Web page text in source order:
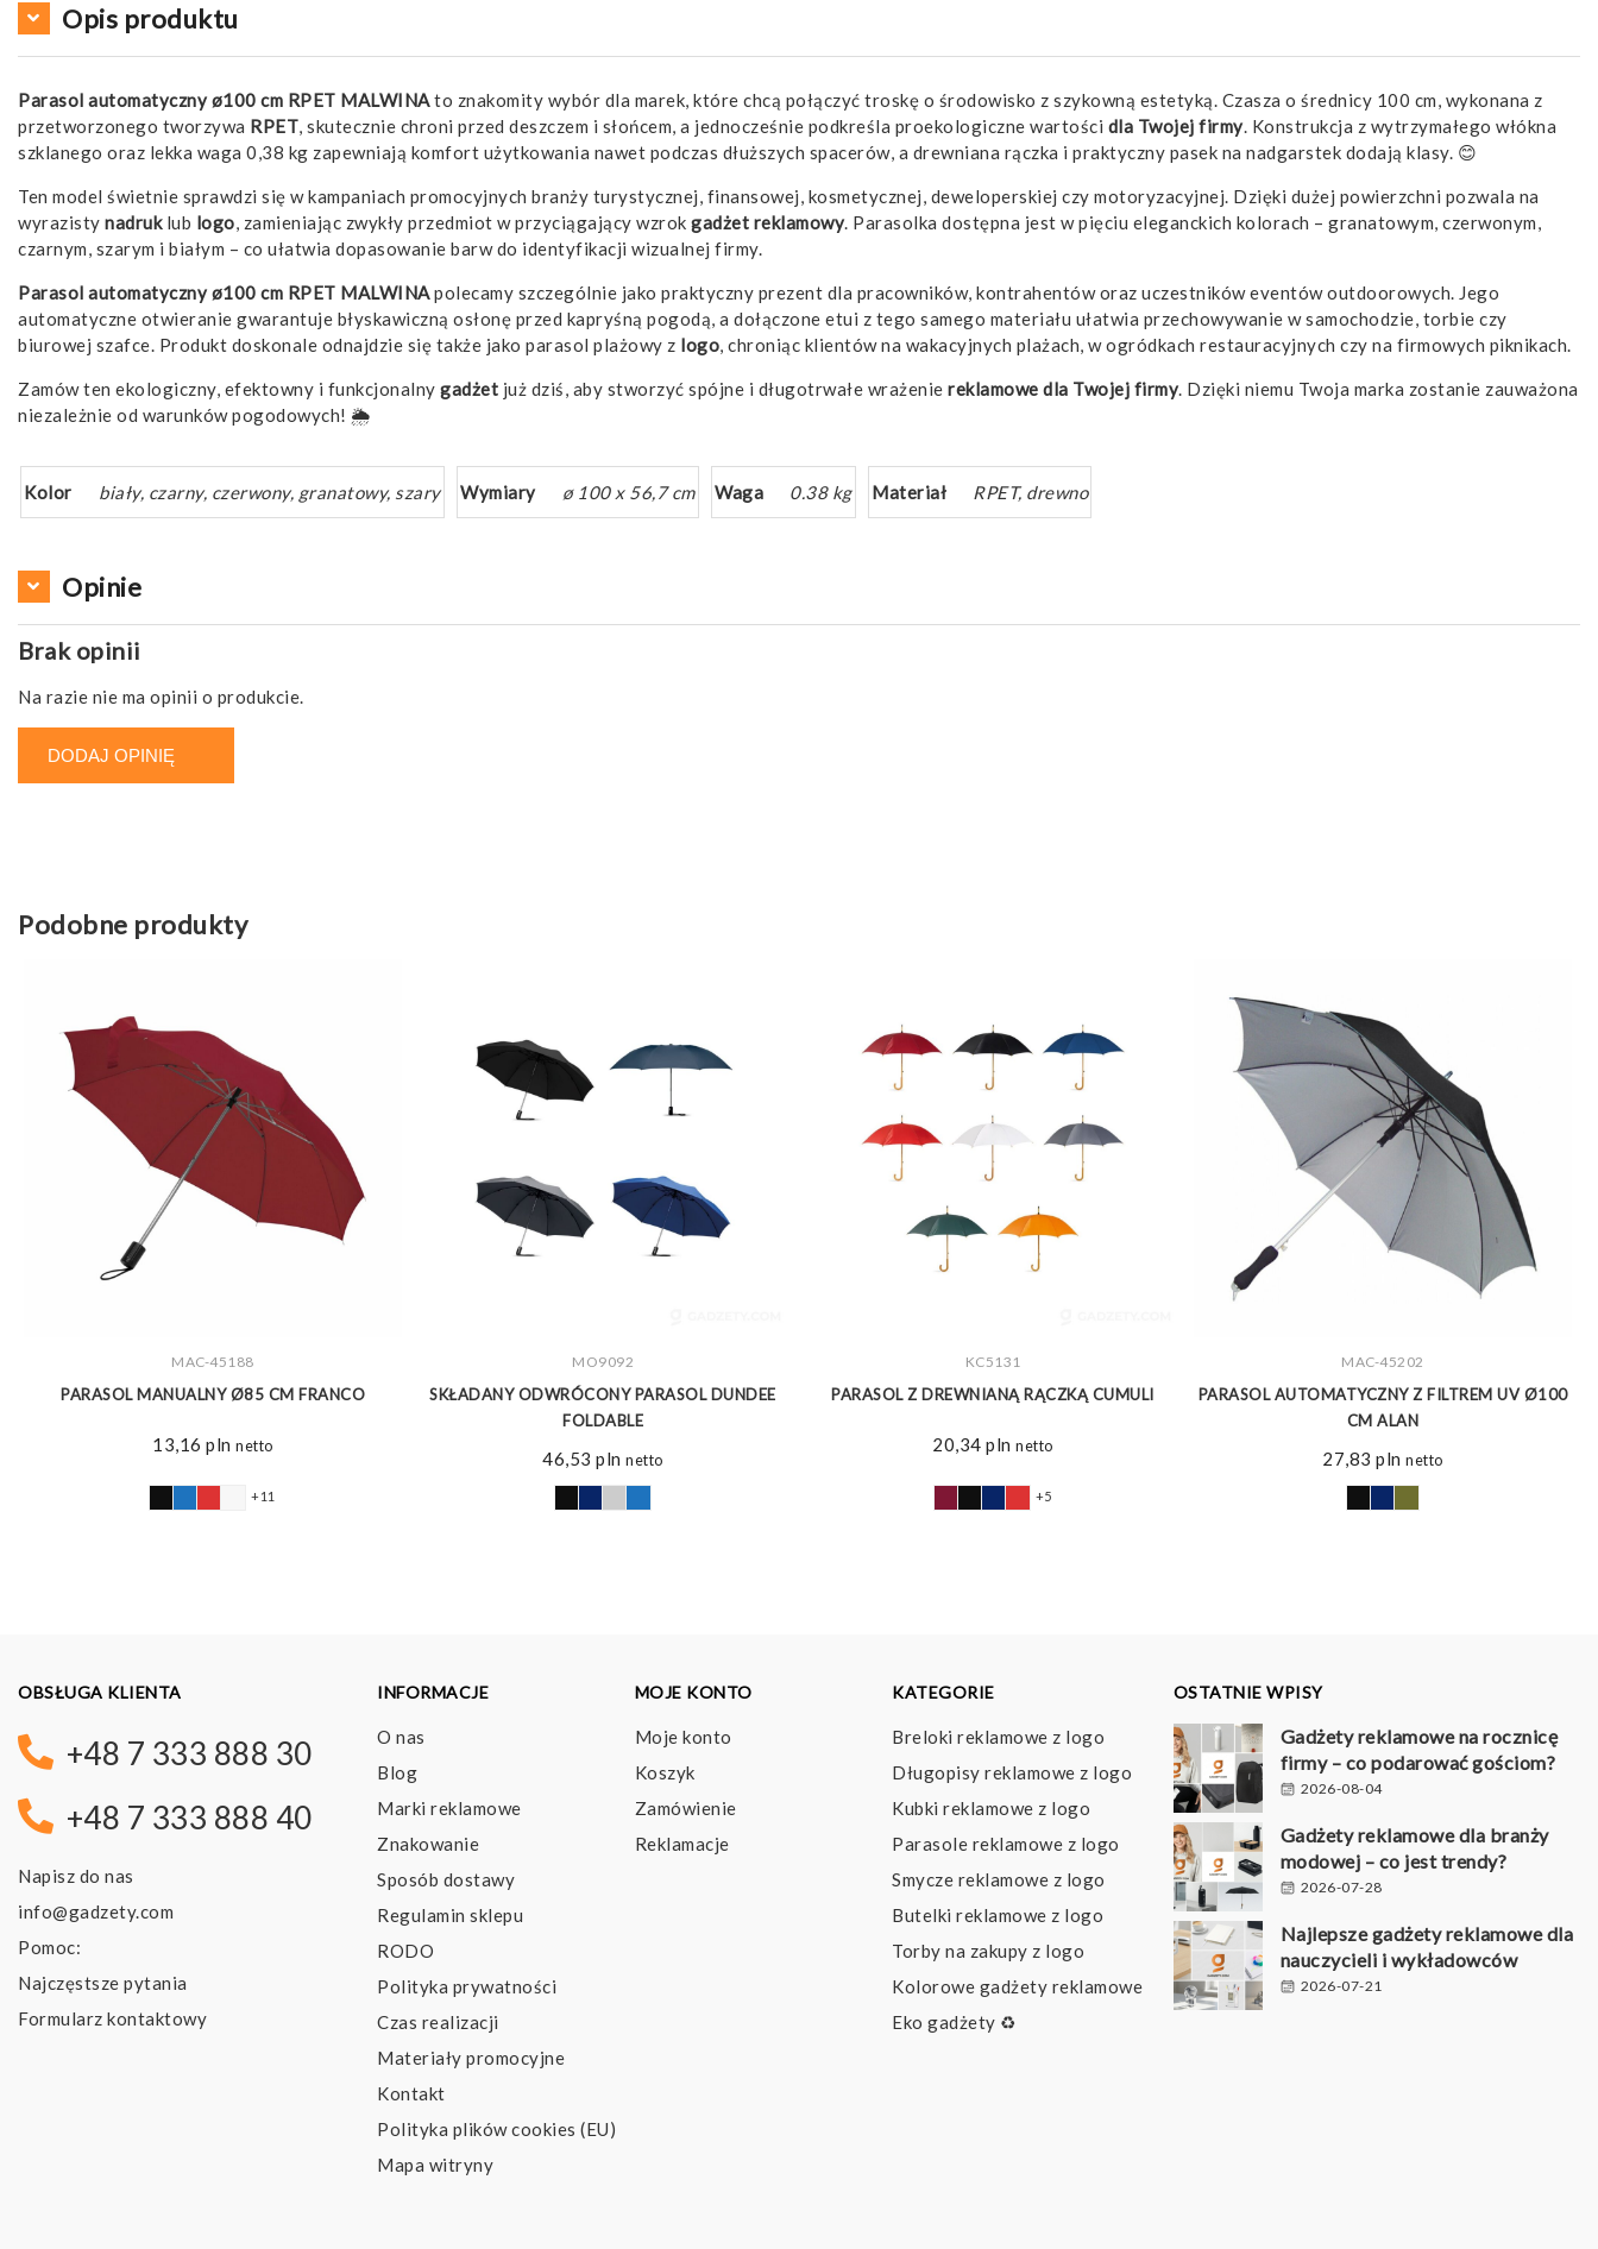
Opis produktu
Parasol automatyczny ø100 cm RPET MALWINA to znakomity wybór dla marek, które chcą połączyć troskę o środowisko z szykowną estetyką. Czasza o średnicy 100 cm, wykonana z
przetworzonego tworzywa RPET , skutecznie chroni przed deszczem i słońcem, a jednocześnie podkreśla proekologiczne wartości dla Twojej firmy. Konstrukcja z wytrzymałego włókna
szklanego oraz lekka waga 0,38 kg zapewniają komfort użytkowania nawet podczas dłuższych spacerów, a drewniana rączka i praktyczny pasek na nadgarstek dodają klasy. 😊
Ten model świetnie sprawdzi się w kampaniach promocyjnych branży turystycznej, finansowej, kosmetycznej, deweloperskiej czy motoryzacyjnej. Dzięki dużej powierzchni pozwala na
wyrazisty nadruklub logo , zamieniając zwykły przedmiot w przyciągający wzrok gadżet reklamowy. Parasolka dostępna jest w pięciu eleganckich kolorach – granatowym, czerwonym,
czarnym, szarym i białym – co ułatwia dopasowanie barw do identyfikacji wizualnej firmy.
Parasol automatyczny ø100 cm RPET MALWINA polecamy szczególnie jako praktyczny prezent dla pracowników, kontrahentów oraz uczestników eventów outdoorowych. Jego
automatyczne otwieranie gwarantuje błyskawiczną osłonę przed kapryśną pogodą, a dołączone etui z tego samego materiału ułatwia przechowywanie w samochodzie, torbie czy
biurowej szafce. Produkt doskonale odnajdzie się także jako parasol plażowy z logo , chroniąc klientów na wakacyjnych plażach, w ogródkach restauracyjnych czy na firmowych piknikach.
Zamów ten ekologiczny, efektowny i funkcjonalny gadżet już dziś, aby stworzyć spójne i długotrwałe wrażenie reklamowe dla Twojej firmy. Dzięki niemu Twoja marka zostanie zauważona
niezależnie od warunków pogodowych! 🌦️
Kolor biały, czarny, czerwony, granatowy, szary Wymiary ø 100 x 56,7 cm Waga 0.38 kg Materiał RPET, drewno
Opinie
Brak opinii
Na razie nie ma opinii o produkcie.
DODAJ OPINIĘ
Podobne produkty
ZOBACZ WIĘCEJ
MAC-45188
PARASOL MANUALNY Ø85 CM FRANCO
13,16pln netto
+11
ZOBACZ WIĘCEJ
MO9092
SKŁADANY ODWRÓCONY PARASOL DUNDEE
FOLDABLE
46,53pln netto
ZOBACZ WIĘCEJ
KC5131
PARASOL Z DREWNIANĄ RĄCZKĄ CUMULI
20,34pln netto
+5
ZOBACZ WIĘCEJ
MAC-45202
PARASOL AUTOMATYCZNY Z FILTREM UV Ø100
CM ALAN
27,83pln netto
OBSŁUGA KLIENTA
+48 7 333 888 30
+48 7 333 888 40
Napisz do nas
info@gadzety.com
Pomoc:
Najczęstsze pytania
Formularz kontaktowy
INFORMACJE
O nas
Blog
Marki reklamowe
Znakowanie
Sposób dostawy
Regulamin sklepu
RODO
Polityka prywatności
Czas realizacji
Materiały promocyjne
Kontakt
Polityka plików cookies (EU)
Mapa witryny
MOJE KONTO
Moje konto
Koszyk
Zamówienie
Reklamacje
KATEGORIE
Breloki reklamowe z logo
Długopisy reklamowe z logo
Kubki reklamowe z logo
Parasole reklamowe z logo
Smycze reklamowe z logo
Butelki reklamowe z logo
Torby na zakupy z logo
Kolorowe gadżety reklamowe
Eko gadżety ♻️
OSTATNIE WPISY
Gadżety reklamowe na rocznicę
firmy – co podarować gościom?
2026-08-04
Gadżety reklamowe dla branży
modowej – co jest trendy?
2026-07-28
Najlepsze gadżety reklamowe dla
nauczycieli i wykładowców
2026-07-21